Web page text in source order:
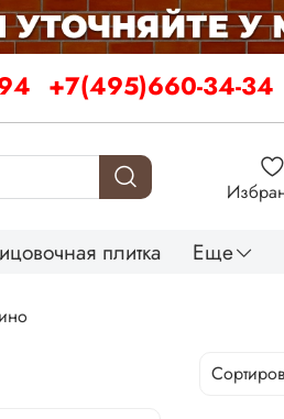
+7(495)660-34-34
плитка Еще